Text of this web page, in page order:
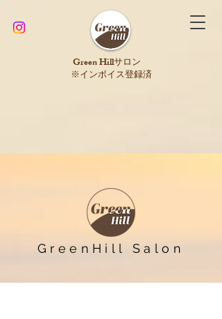
​Green Hillサロン
※インボイス登録済
GreenHill Salon